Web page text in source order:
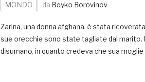
MONDO da Boyko Borovinov
Zarina, una donna afghana, è stata
sue orecchie sono state tagliate dal marito.
disumano, in quanto credeva che sua